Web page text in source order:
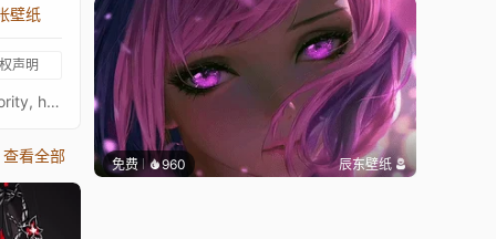
壁纸
声明
Rapunzel (Tangled) - Ultrawide - 5120x2160 - 3440x1440Original picture from namakxin (deviantart)Image quality is a priority, high-end setup recommendedKeywords : AI Art, Raiponce, Disney, Fantasy, Animation, Girl, Character, 2160p, 4K, HD
查看全部 免费 960 辰东壁纸